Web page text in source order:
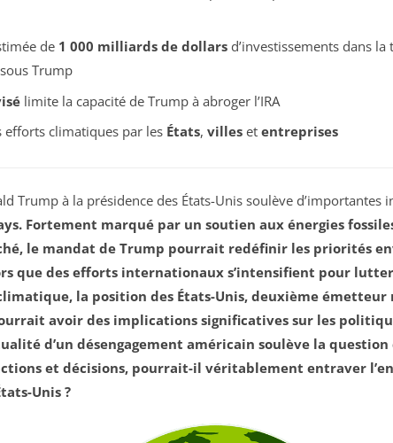
de 1 000 milliards de dollarsd’investissements dans la
Trump
limite la capacité de Trump à abroger l’IRA
efforts climatiques par les États, villeset entreprises
Trump à la présidence des États-Unis soulève d’importantes
Fortement marqué par un soutien aux énergies
le mandat de Trump pourrait redéfinir les priorités
que des efforts internationaux s’intensifient pour
, la position des États-Unis, deuxième émetteur
avoir des implications significatives sur les
d’un désengagement américain soulève la
et décisions, pourrait-il véritablement entraver
Unis ?